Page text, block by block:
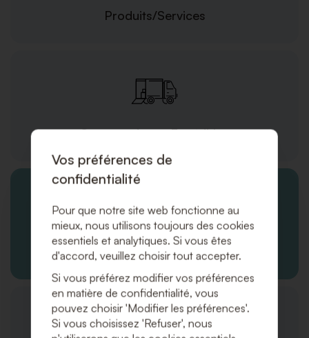
Produits/Services
Commandes et Expédition
Service Client
Vos préférences de
confidentialité
Pour que notre site web fonctionne au
mieux, nous utilisons toujours des cookies
essentiels et analytiques. Si vous êtes
d'accord, veuillez choisir tout accepter.
Si vous préférez modifier vos préférences
en matière de confidentialité, vous
pouvez choisir 'Modifier les préférences'.
Si vous choisissez 'Refuser', nous